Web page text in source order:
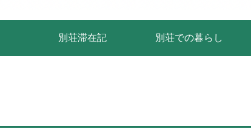
別荘滞在記 別荘での暮らし